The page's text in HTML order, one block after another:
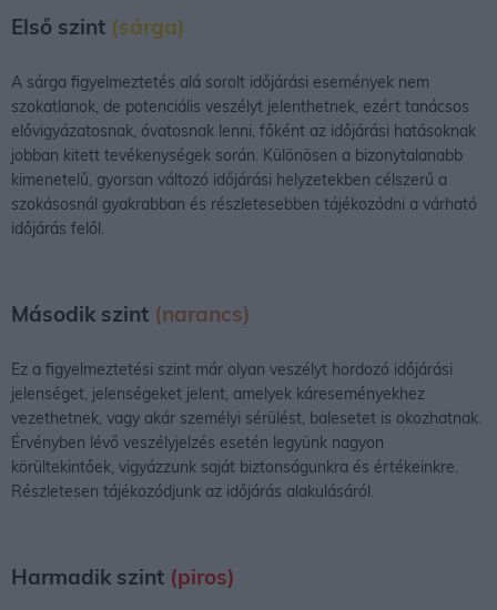
Első szint (sárga)
A sárga figyelmeztetés alá sorolt időjárási események nem
szokatlanok, de potenciális veszélyt jelenthetnek, ezért tanácsos
elővigyázatosnak, óvatosnak lenni, főként az időjárási hatásoknak
jobban kitett tevékenységek során. Különösen a bizonytalanabb
kimenetelű, gyorsan változó időjárási helyzetekben célszerű a
szokásosnál gyakrabban és részletesebben tájékozódni a várható
időjárás felől.
Második szint (narancs)
Ez a figyelmeztetési szint már olyan veszélyt hordozó időjárási
jelenséget, jelenségeket jelent, amelyek káreseményekhez
vezethetnek, vagy akár személyi sérülést, balesetet is okozhatnak.
Érvényben lévő veszélyjelzés esetén legyünk nagyon
körültekintőek, vigyázzunk saját biztonságunkra és értékeinkre.
Részletesen tájékozódjunk az időjárás alakulásáról.
Harmadik szint (piros)